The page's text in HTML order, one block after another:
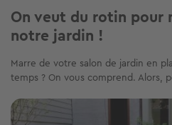
On veut du rotin pour
notre jardin !
Marre de votre salon de jardin en
temps ? On vous comprend. Alors,
Image